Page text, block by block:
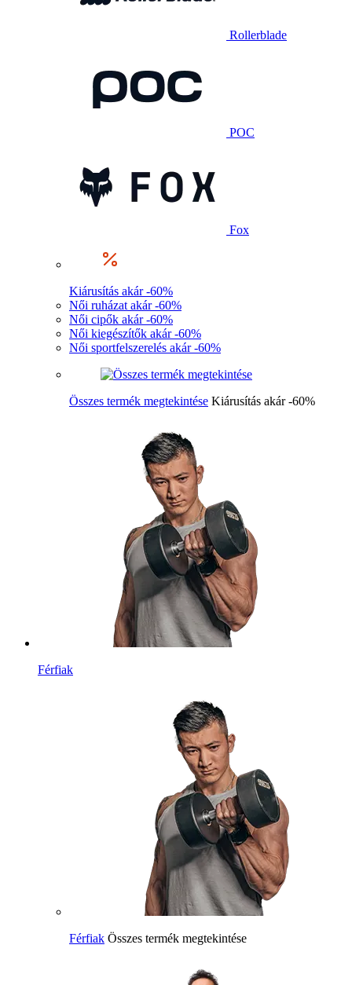
Rollerblade
POC
Fox
Kiárusítás akár -60%
Női ruházat akár -60%
Női cipők akár -60%
Női kiegészítők akár -60%
Női sportfelszerelés akár -60%
Összes termék megtekintése Kiárusítás akár -60%
Férfiak
Férfiak Összes termék megtekintése